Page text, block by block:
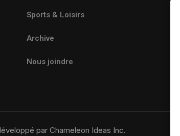
Sports & Loisirs
Archive
Nous joindre
par Chameleon Ideas Inc.